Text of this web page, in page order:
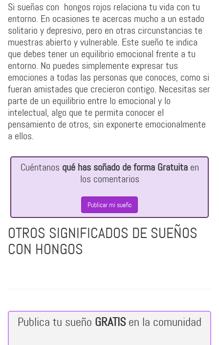
Si sueñas con hongos rojos relaciona tu vida con tu
entorno. En ocasiones te acercas mucho a un estado
solitario y depresivo, pero en otras circunstancias te
muestras abierto y vulnerable. Este sueño te indica
que debes tener un equilibrio emocional frente a tu
entorno. No puedes simplemente expresar tus
emociones a todas las personas que conoces, como si
fueran amistades que crecieron contigo. Necesitas ser
parte de un equilibrio entre lo emocional y lo
intelectual, algo que te permita conocer el
pensamiento de otros, sin exponerte emocionalmente
a ellos.
Cuéntanos qué has soñado de forma Gratuitaen
los comentarios
Publicar mi sueño
OTROS SIGNIFICADOS DE SUEÑOS
CON HONGOS
Publica tu sueño GRATISen la comunidad